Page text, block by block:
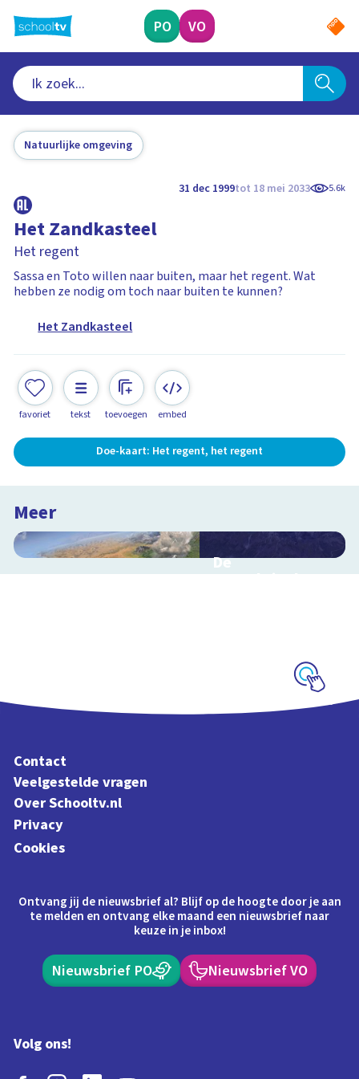
naar
hoofdinhoud
PO VO
Natuurlijke omgeving
31 dec 1999tot 18 mei 2033 5.6k
Het Zandkasteel
Het regent
Sassa en Toto willen naar buiten, maar het regent. Wat
hebben ze nodig om toch naar buiten te kunnen?
Het Zandkasteel
favoriet tekst toevoegen embed
Doe-kaart: Het regent, het regent
Meer
De
waterkringloop
Schoolplaat
Contact
Veelgestelde vragen
Over Schooltv.nl
Privacy
Cookies
Ontvang jij de nieuwsbrief al? Blijf op de hoogte door je aan
te melden en ontvang elke maand een nieuwsbrief naar
keuze in je inbox!
Nieuwsbrief PO Nieuwsbrief VO
Volg ons!